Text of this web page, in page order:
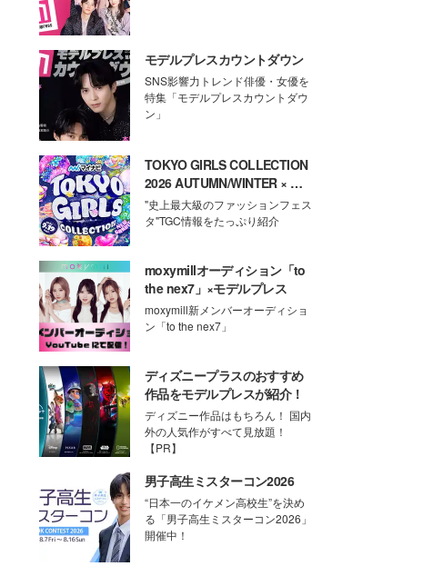
モデルプレスカウントダウン
SNS影響力トレンド俳優・女優を
特集「モデルプレスカウントダウ
ン」
TOKYO GIRLS COLLECTION
2026 AUTUMN/WINTER × モ
デルプレス
"史上最大級のファッションフェス
タ"TGC情報をたっぷり紹介
moxymillオーディション「to
the nex7」×モデルプレス
moxymill新メンバーオーディショ
ン「to the nex7」
ディズニープラスのおすすめ
作品をモデルプレスが紹介！
ディズニー作品はもちろん！ 国内
外の人気作がすべて見放題！
【PR】
男子高生ミスターコン2026
“日本一のイケメン高校生”を決め
る「男子高生ミスターコン2026」
開催中！